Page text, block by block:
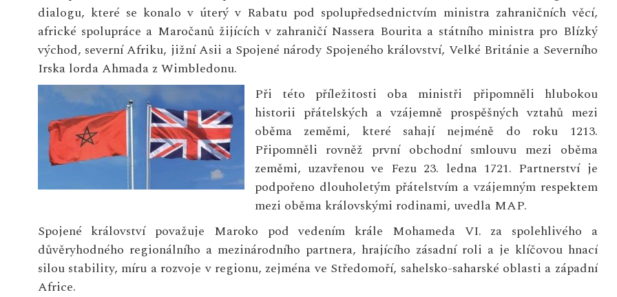
dialogu, které se konalo v úterý v Rabatu pod spolupředsednictvím ministra zahraničních věcí,
africké spolupráce a Maročanů žijících v zahraničí Nassera Bourita a státního ministra pro Blízký
východ, severní Afriku, jižní Asii a Spojené národy Spojeného království, Velké Británie a Severního
Irska lorda Ahmada z Wimbledonu.
Při této příležitosti oba ministři připomněli hlubokou
historii přátelských a vzájemně prospěšných vztahů mezi
oběma zeměmi, které sahají nejméně do roku 1213.
Připomněli rovněž první obchodní smlouvu mezi oběma
zeměmi, uzavřenou ve Fezu 23. ledna 1721. Partnerství je
podpořeno dlouholetým přátelstvím a vzájemným respektem
mezi oběma královskými rodinami, uvedla MAP.
Spojené království považuje Maroko pod vedením krále Mohameda VI. za spolehlivého a
důvěryhodného regionálního a mezinárodního partnera, hrajícího zásadní roli a je klíčovou hnací
silou stability, míru a rozvoje v regionu, zejména ve Středomoří, sahelsko-saharské oblasti a západní
Africe.